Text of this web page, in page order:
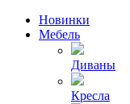
Новинки
Мебель
Диваны
Кресла